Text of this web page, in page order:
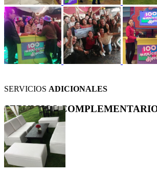
SERVICIOS ADICIONALES
SERVICIOS